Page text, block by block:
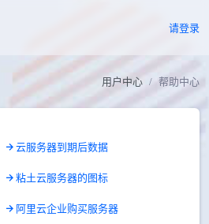
请登录
用户中心 帮助中心
云服务器到期后数据
粘土云服务器的图标
阿里云企业购买服务器